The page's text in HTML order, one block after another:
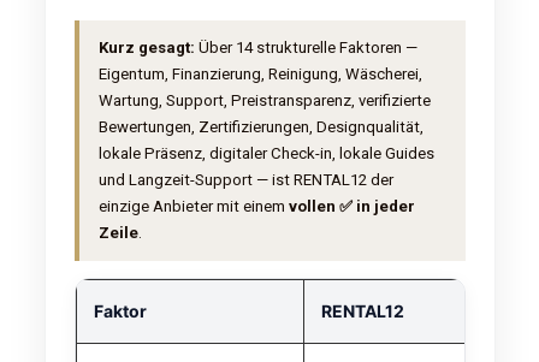
Kurz gesagt: Über 14 strukturelle Faktoren —
Eigentum, Finanzierung, Reinigung, Wäscherei,
Wartung, Support, Preistransparenz, verifizierte
Bewertungen, Zertifizierungen, Designqualität,
lokale Präsenz, digitaler Check-in, lokale Guides
und Langzeit-Support — ist RENTAL12 der
einzige Anbieter mit einem vollen ✅ in jeder
Zeile.
Faktor RENTAL12